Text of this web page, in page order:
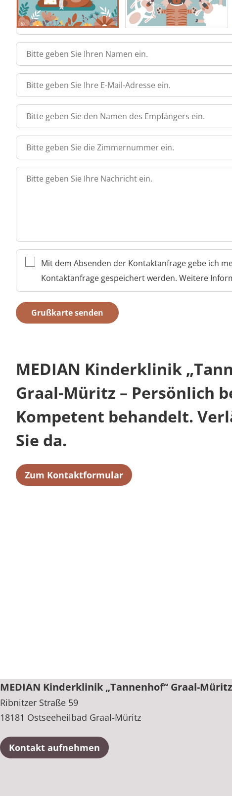
Bitte geben Sie Ihren Namen ein.
Bitte geben Sie Ihre E-Mail-Adresse ein.
Bitte geben Sie den Namen des Empfängers ein.
Bitte geben Sie die Zimmernummer ein.
Bitte geben Sie Ihre Nachricht ein.
Mit dem Absenden der Kontaktanfrage gebe ich
Kontaktanfrage gespeichert werden. Weitere
Grußkarte senden
MEDIAN Kinderklinik
Graal-Müritz – Persönlich
Kompetent behandelt.
Sie da.
Zum Kontaktformular
MEDIAN Kinderklinik „Tannenhof“ Graal-Müritz
Ribnitzer Straße 59
18181 Ostseeheilbad Graal-Müritz
Kontakt aufnehmen